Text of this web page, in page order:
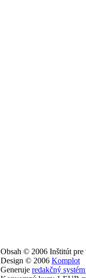
Obsah © 2006 Inštitút pre
Design © 2006 Komplot
Generuje redakčný